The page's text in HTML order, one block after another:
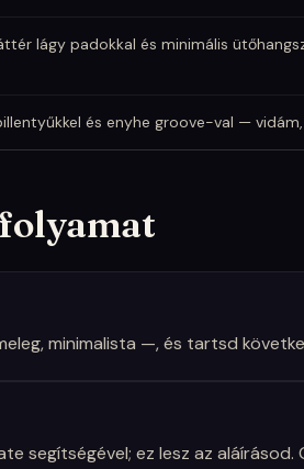
lágy padokkal és minimális
és enyhe groove-val —
minimalista —, és tartsd
segítségével; ez lesz az aláírásod.